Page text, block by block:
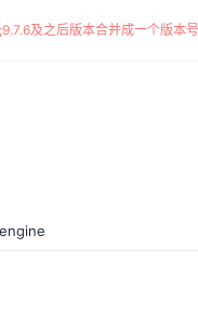
9.7.6及之后版本合并成一个版本